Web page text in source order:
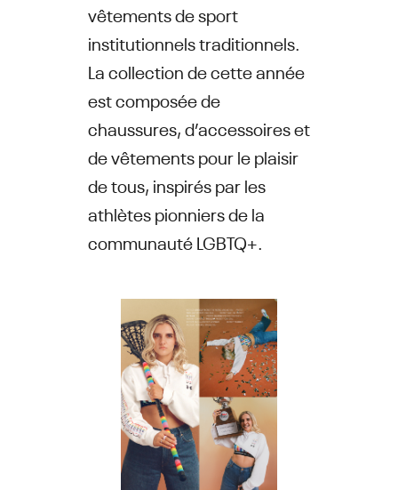
vêtements de sport
institutionnels traditionnels.
La collection de cette année
est composée de
chaussures, d’accessoires et
de vêtements pour le plaisir
de tous, inspirés par les
athlètes pionniers de la
communauté LGBTQ+.